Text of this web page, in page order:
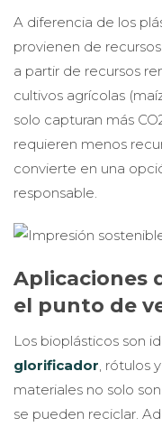
A diferencia de los
provienen de
a partir de recursos
cultivos agrícolas
solo capturan más
requieren menos
convierte en una
responsable.
Aplicaciones
el punto de
Los bioplásticos son
glorificador , rótulos
materiales no solo
se pueden reciclar.